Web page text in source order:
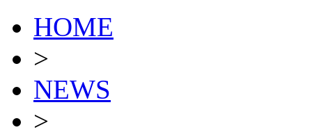
HOME
>
NEWS
>